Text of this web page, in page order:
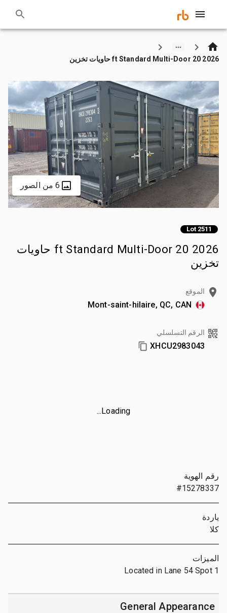
2026 20 ft Standard Multi-Door حاويات تخزين
6 من الصور
Lot 2511
2026 20 ft Standard Multi-Door حاويات
تخزين
الموقع
Mont-saint-hilaire, QC, CAN
الرقم التسلسلي
XHCU2983043
Loading...
رقم الهوية
#15278337
ياردة
كلا
الميزات
Located in Lane 54 Spot 1
General Appearance